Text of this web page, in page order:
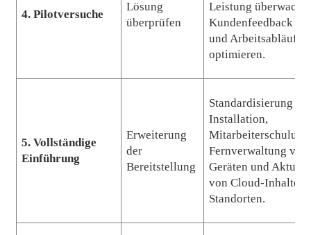
4. Pilotversuche
Lösung
überprüfen
Leistung
Kundenfeedback
und Arbeitsabläufe
optimieren.
5. Vollständige
Einführung
Erweiterung
der
Bereitstellung
Standardisierung
Installation,
Fernverwaltung von
Geräten und
von Cloud-Inhalten
Standorten.